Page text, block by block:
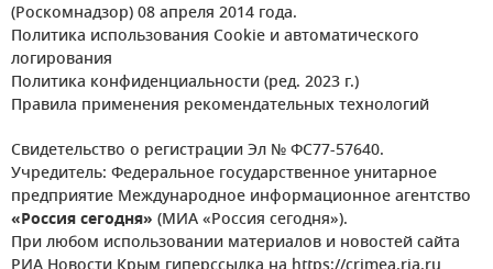
(Роскомнадзор) 08 апреля 2014 года.
Политика использования Cookie и автоматического
логирования
Политика конфиденциальности (ред. 2023 г.)
Правила применения рекомендательных технологий
Свидетельство о регистрации Эл № ФС77-57640.
Учредитель: Федеральное государственное унитарное
предприятие Международное информационное агентство
«Россия сегодня» (МИА «Россия сегодня»).
При любом использовании материалов и новостей сайта